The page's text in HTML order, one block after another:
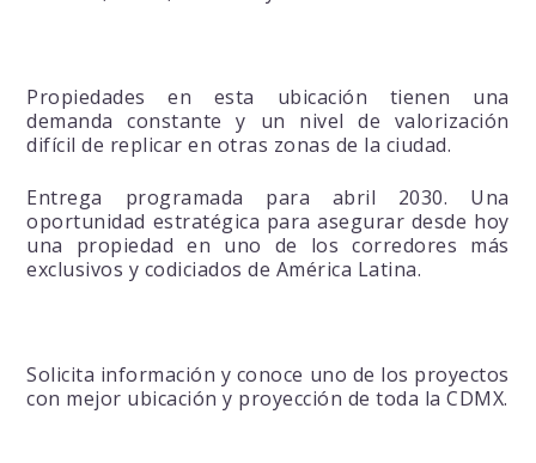
Propiedades en esta ubicación tienen una
demanda constante y un nivel de valorización
difícil de replicar en otras zonas de la ciudad.
Entrega programada para abril 2030. Una
oportunidad estratégica para asegurar desde hoy
una propiedad en uno de los corredores más
exclusivos y codiciados de América Latina.
Solicita información y conoce uno de los proyectos
con mejor ubicación y proyección de toda la CDMX.